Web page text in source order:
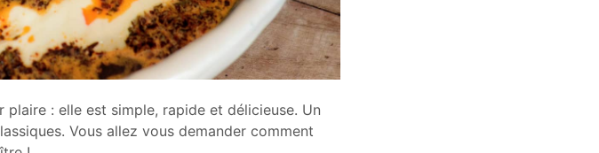
: elle est simple, rapide et délicieuse. Un
Vous allez vous demander comment